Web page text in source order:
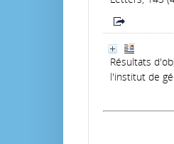
Résultats
l'institut de